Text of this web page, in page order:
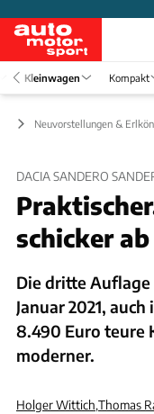
Kleinwagen Kompakt
Neuvorstellungen &
DACIA SANDERO
schicker
Die dritte Auflage
Januar 2021,
8.490 Euro teure
moderner.
Holger Wittich,Thomas